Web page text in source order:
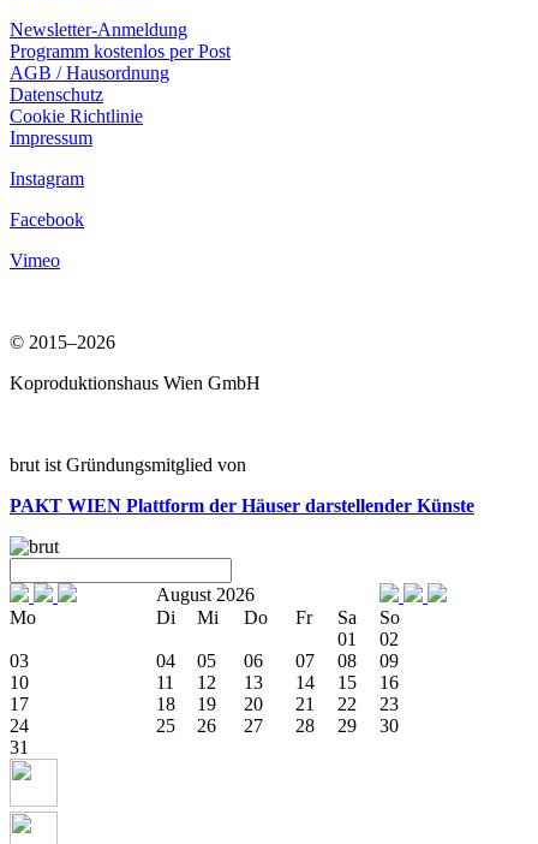
Newsletter-Anmeldung
Programm kostenlos per Post
AGB / Hausordnung
Datenschutz
Cookie Richtlinie
Impressum
Instagram
Facebook
Vimeo
© 2015–2026
Koproduktionshaus Wien GmbH
brut ist Gründungsmitglied von
PAKT WIEN Plattform der Häuser darstellender Künste
August 2026
Mo
Di Mi Do Fr Sa
So
01
02
03
04 05 06 07 08
09
10
11 12 13 14 15
16
17
18 19 20 21 22
23
24
25 26 27 28 29
30
31